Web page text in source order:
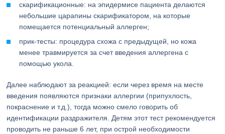
скарификационные: на эпидермисе пациента делаются
небольшие царапины скарификатором, на которые
помещается потенциальный аллерген;
прик-тесты: процедура схожа с предыдущей, но кожа
менее травмируется за счет введения аллергена с
помощью укола.
Далее наблюдают за реакцией: если через время на месте
введения появляются признаки аллергии (припухлость,
покраснение и т.д.), тогда можно смело говорить об
идентификации раздражителя. Детям этот тест рекомендуется
проводить не раньше 6 лет, при острой необходимости